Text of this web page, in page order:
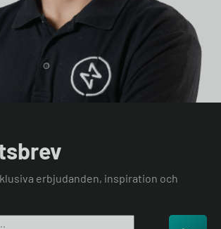
erbjudanden, inspiration och